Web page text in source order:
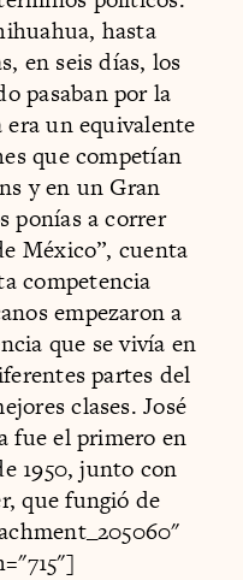
hasta
en seis días, los
pasaban por la
un equivalente
que competían
y en un Gran
ponías a correr
México”, cuenta
competencia
empezaron a
que se vivía en
partes del
clases. José
fue el primero en
1950, junto con
que fungió de